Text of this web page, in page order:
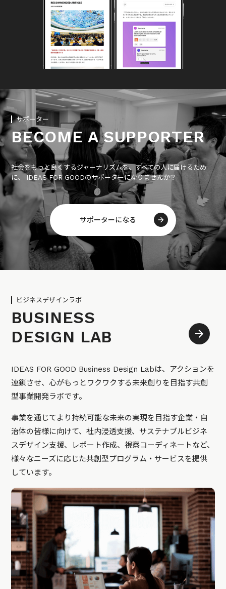
サポーター
BECOME A SUPPORTER
社会をもっと良くするジャーナリズムを、すべての人に届けるため
に、 IDEAS FOR GOODのサポーターになりませんか？
サポーターになる
ビジネスデザインラボ
BUSINESS
DESIGN LAB
IDEAS FOR GOOD Business Design Labは、アクションを
連鎖させ、心がもっとワクワクする未来創りを目指す共創
型事業開発ラボです。
事業を通じてより持続可能な未来の実現を目指す企業・自
治体の皆様に向けて、社内浸透支援、サステナブルビジネ
スデザイン支援、レポート作成、視察コーディネートなど、
様々なニーズに応じた共創型プログラム・サービスを提供
しています。